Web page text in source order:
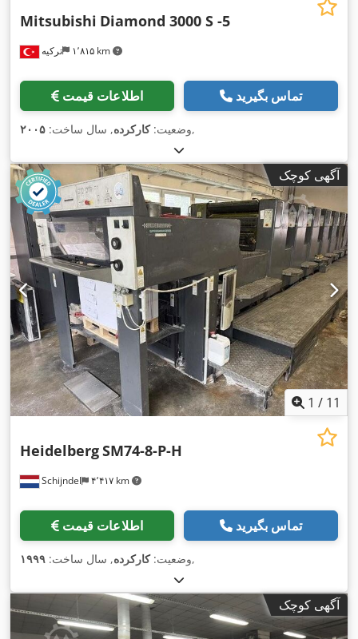
ترکیه ۱٬۸۱۵ km
Mitsubishi Diamond 3000 S -5
اطلاعات قیمت تماس بگیرید
وضعیت:کارکرده, سال ساخت: ۲۰۰۵ ,
آگهی کوچک
1 / 11
Schijndel ۴٬۴۱۷ km
HeidelbergSM74-8-P-H
اطلاعات قیمت تماس بگیرید
وضعیت:کارکرده, سال ساخت: ۱۹۹۹ ,
آگهی کوچک